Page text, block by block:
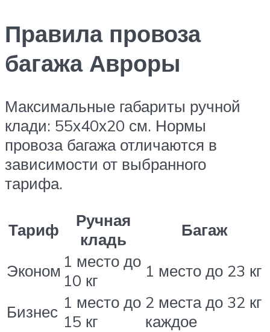
Правила провоза
багажа Авроры
Максимальные габариты ручной
клади: 55х40х20 см. Нормы
провоза багажа отличаются в
зависимости от выбранного
тарифа.
Тариф
Ручная
кладь
Багаж
Эконом 1 место до
10 кг
1 место до 23 кг
Бизнес 1 место до
15 кг
2 места до 32 кг
каждое